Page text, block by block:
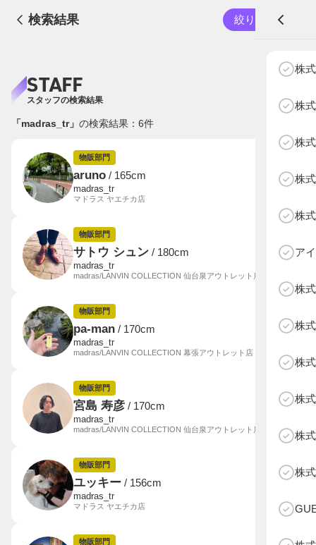
HOME
NEWS
ABOUT SOTY
投票方法
Follow Us
A
株
株
株
株
株
ア
株
株
株
株
株
株
検索結果 絞り込む
STAFF
スタッフの検索結果
「madras_tr」 の検索結果： 6件
物販部門
aruno / 165cm
madras_tr
マドラス ヤエチカ店
物販部門
サトウ シュン / 180cm
madras_tr
madras/LANVIN COLLECTION 仙台泉アウトレット店
物販部門
pa-man / 170cm
madras_tr
madras/LANVIN COLLECTION 幕張アウトレット店
物販部門
宮島 寿彦 / 170cm
madras_tr
madras/LANVIN COLLECTION 仙台泉アウトレット店
物販部門
ユッキー / 156cm
madras_tr
マドラス ヤエチカ店
物販部門